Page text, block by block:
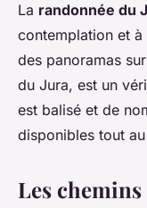
La randonnée du
contemplation et
des panoramas
du Jura, est un
est balisé et de
disponibles tout
Les